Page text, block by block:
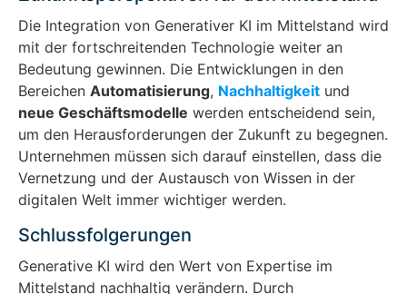
Die Integration von Generativer KI im Mittelstand wird
mit der fortschreitenden Technologie weiter an
Bedeutung gewinnen. Die Entwicklungen in den
Bereichen Automatisierung, Nachhaltigkeit und
neue Geschäftsmodelle werden entscheidend sein,
um den Herausforderungen der Zukunft zu begegnen.
Unternehmen müssen sich darauf einstellen, dass die
Vernetzung und der Austausch von Wissen in der
digitalen Welt immer wichtiger werden.
Schlussfolgerungen
Generative KI wird den Wert von Expertise im
Mittelstand nachhaltig verändern. Durch